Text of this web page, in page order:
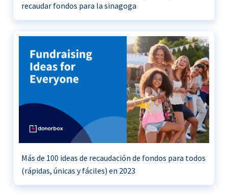
recaudar fondos para la sinagoga
Más de 100 ideas de recaudación de fondos para todos
(rápidas, únicas y fáciles) en 2023